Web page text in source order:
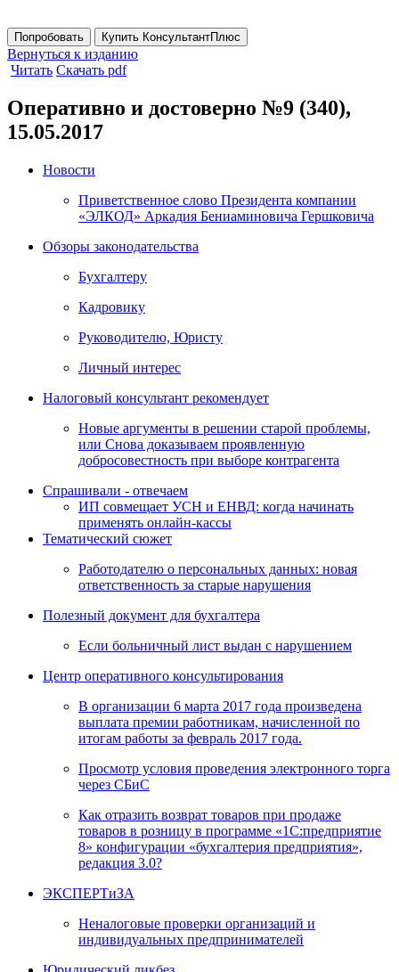
Попробовать Купить КонсультантПлюс
Вернуться к изданию
Читать Скачать pdf
Оперативно и достоверно №9 (340),
15.05.2017
Новости
Приветственное слово Президента компании
«ЭЛКОД» Аркадия Бениаминовича Гершковича
Обзоры законодательства
Бухгалтеру
Кадровику
Руководителю, Юристу
Личный интерес
Налоговый консультант рекомендует
Новые аргументы в решении старой проблемы,
или Снова доказываем проявленную
добросовестность при выборе контрагента
Спрашивали - отвечаем
ИП совмещает УСН и ЕНВД: когда начинать
применять онлайн-кассы
Тематический сюжет
Работодателю о персональных данных: новая
ответственность за старые нарушения
Полезный документ для бухгалтера
Если больничный лист выдан с нарушением
Центр оперативного консультирования
В организации 6 марта 2017 года произведена
выплата премии работникам, начисленной по
итогам работы за февраль 2017 года.
Просмотр условия проведения электронного торга
через СБиС
Как отразить возврат товаров при продаже
товаров в розницу в программе «1C:предприятие
8» конфигурации «бухгалтерия предприятия»,
редакция 3.0?
ЭКСПЕРТиЗА
Неналоговые проверки организаций и
индивидуальных предпринимателей